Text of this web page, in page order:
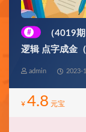
#
（4019
逻辑 点字成金
admin 2023-
¥ 4.8 元宝